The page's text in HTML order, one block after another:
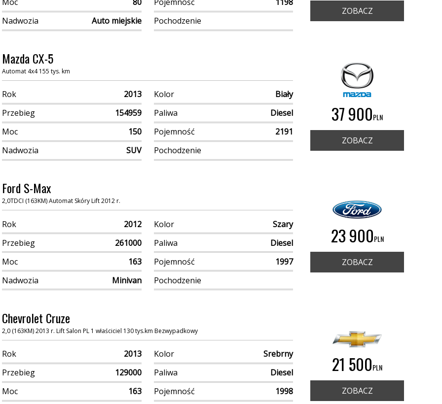
Nadwozia
Auto miejskie Pochodzenie
ZOBACZ
Mazda CX-5
Automat 4x4 155 tys. km
Rok 2013 Kolor
Biały
Przebieg
154959 Paliwa
Diesel
Moc
150 Pojemność
2191
Nadwozia
SUV Pochodzenie
37 900PLN
ZOBACZ
Ford S-Max
2,0TDCI (163KM) Automat Skóry Lift 2012 r.
Rok 2012 Kolor
Szary
Przebieg
261000 Paliwa
Diesel
Moc
163 Pojemność
1997
Nadwozia
Minivan Pochodzenie
23 900PLN
ZOBACZ
Chevrolet Cruze
2,0 (163KM) 2013 r. Lift Salon PL 1 właściciel 130 tys.km Bezwypadkowy
Rok 2013 Kolor
Srebrny
Przebieg
129000 Paliwa
Diesel
Moc
163 Pojemność
1998
21 500PLN
ZOBACZ